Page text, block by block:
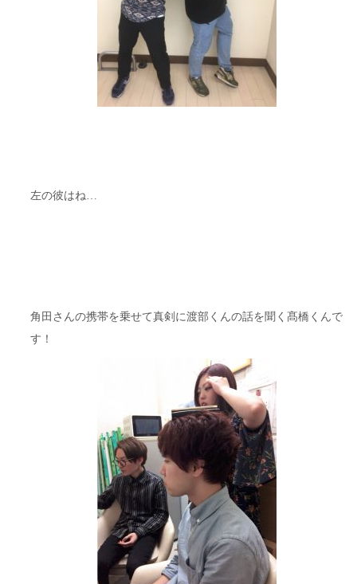
左の彼はね…
角田さんの携帯を乗せて真剣に渡部くんの話を聞く髙橋くんで
す！